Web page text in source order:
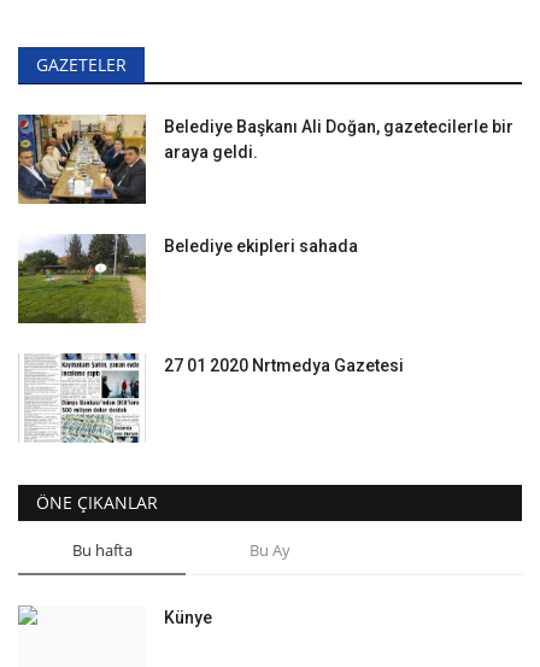
GAZETELER
Belediye Başkanı Ali Doğan, gazetecilerle bir
araya geldi.
Belediye ekipleri sahada
27 01 2020 Nrtmedya Gazetesi
ÖNE ÇIKANLAR
Bu hafta Bu Ay
Künye